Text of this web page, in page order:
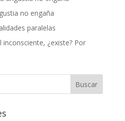
no engaña
paralelas
inconsciente, ¿existe? Por